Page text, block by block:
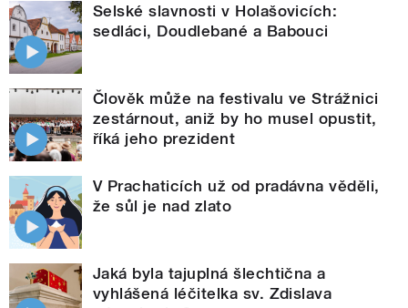
Selské slavnosti v Holašovicích:
sedláci, Doudlebané a Babouci
Člověk může na festivalu ve Strážnici
zestárnout, aniž by ho musel opustit,
říká jeho prezident
V Prachaticích už od pradávna věděli,
že sůl je nad zlato
Jaká byla tajuplná šlechtična a
vyhlášená léčitelka sv. Zdislava